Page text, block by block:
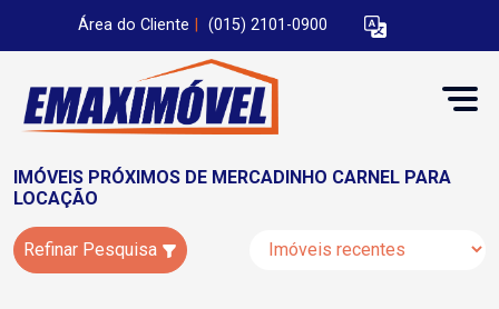
Área do Cliente (015) 2101-0900
IMÓVEIS PRÓXIMOS DE MERCADINHO CARNEL PARA
LOCAÇÃO
Refinar Pesquisa